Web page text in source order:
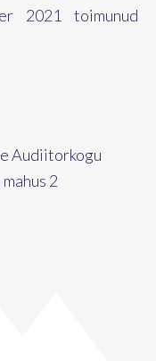
2021 toimunud
Audiitorkogu
2